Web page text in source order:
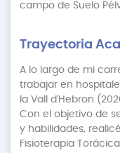
campo de Suelo
Trayectoria
A lo largo de mi
trabajar en
la Vall d'Hebron
Con el objetivo de
y habilidades,
Fisioterapia